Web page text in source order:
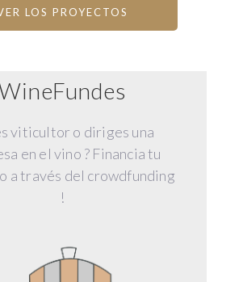
LOS PROYECTOS
viticultor o diriges una
en el vino ? Financia tu
a través del crowdfunding
!